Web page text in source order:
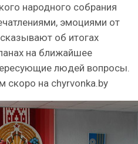
народного собрания
эмоциями от
об итогах
на ближайшее
людей вопросы.
скоро на chyrvonka.by